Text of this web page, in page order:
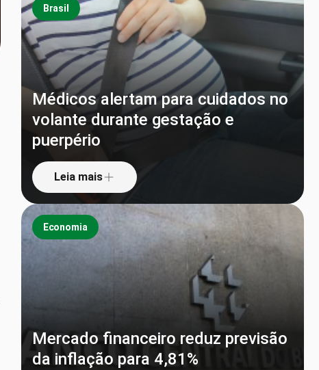
Brasil
Médicos alertam para cuidados no
volante durante gestação e
puerpério
Leia mais
Economia
Mercado financeiro reduz previsão
da inflação para 4,81%